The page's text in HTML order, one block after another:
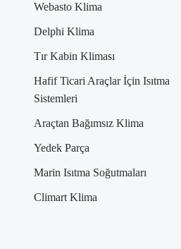
Webasto Klima
Delphi Klima
Tır Kabin Kliması
Hafif Ticari Araçlar İçin Isıtma
Sistemleri
Araçtan Bağımsız Klima
Yedek Parça
Marin Isıtma Soğutmaları
Climart Klima